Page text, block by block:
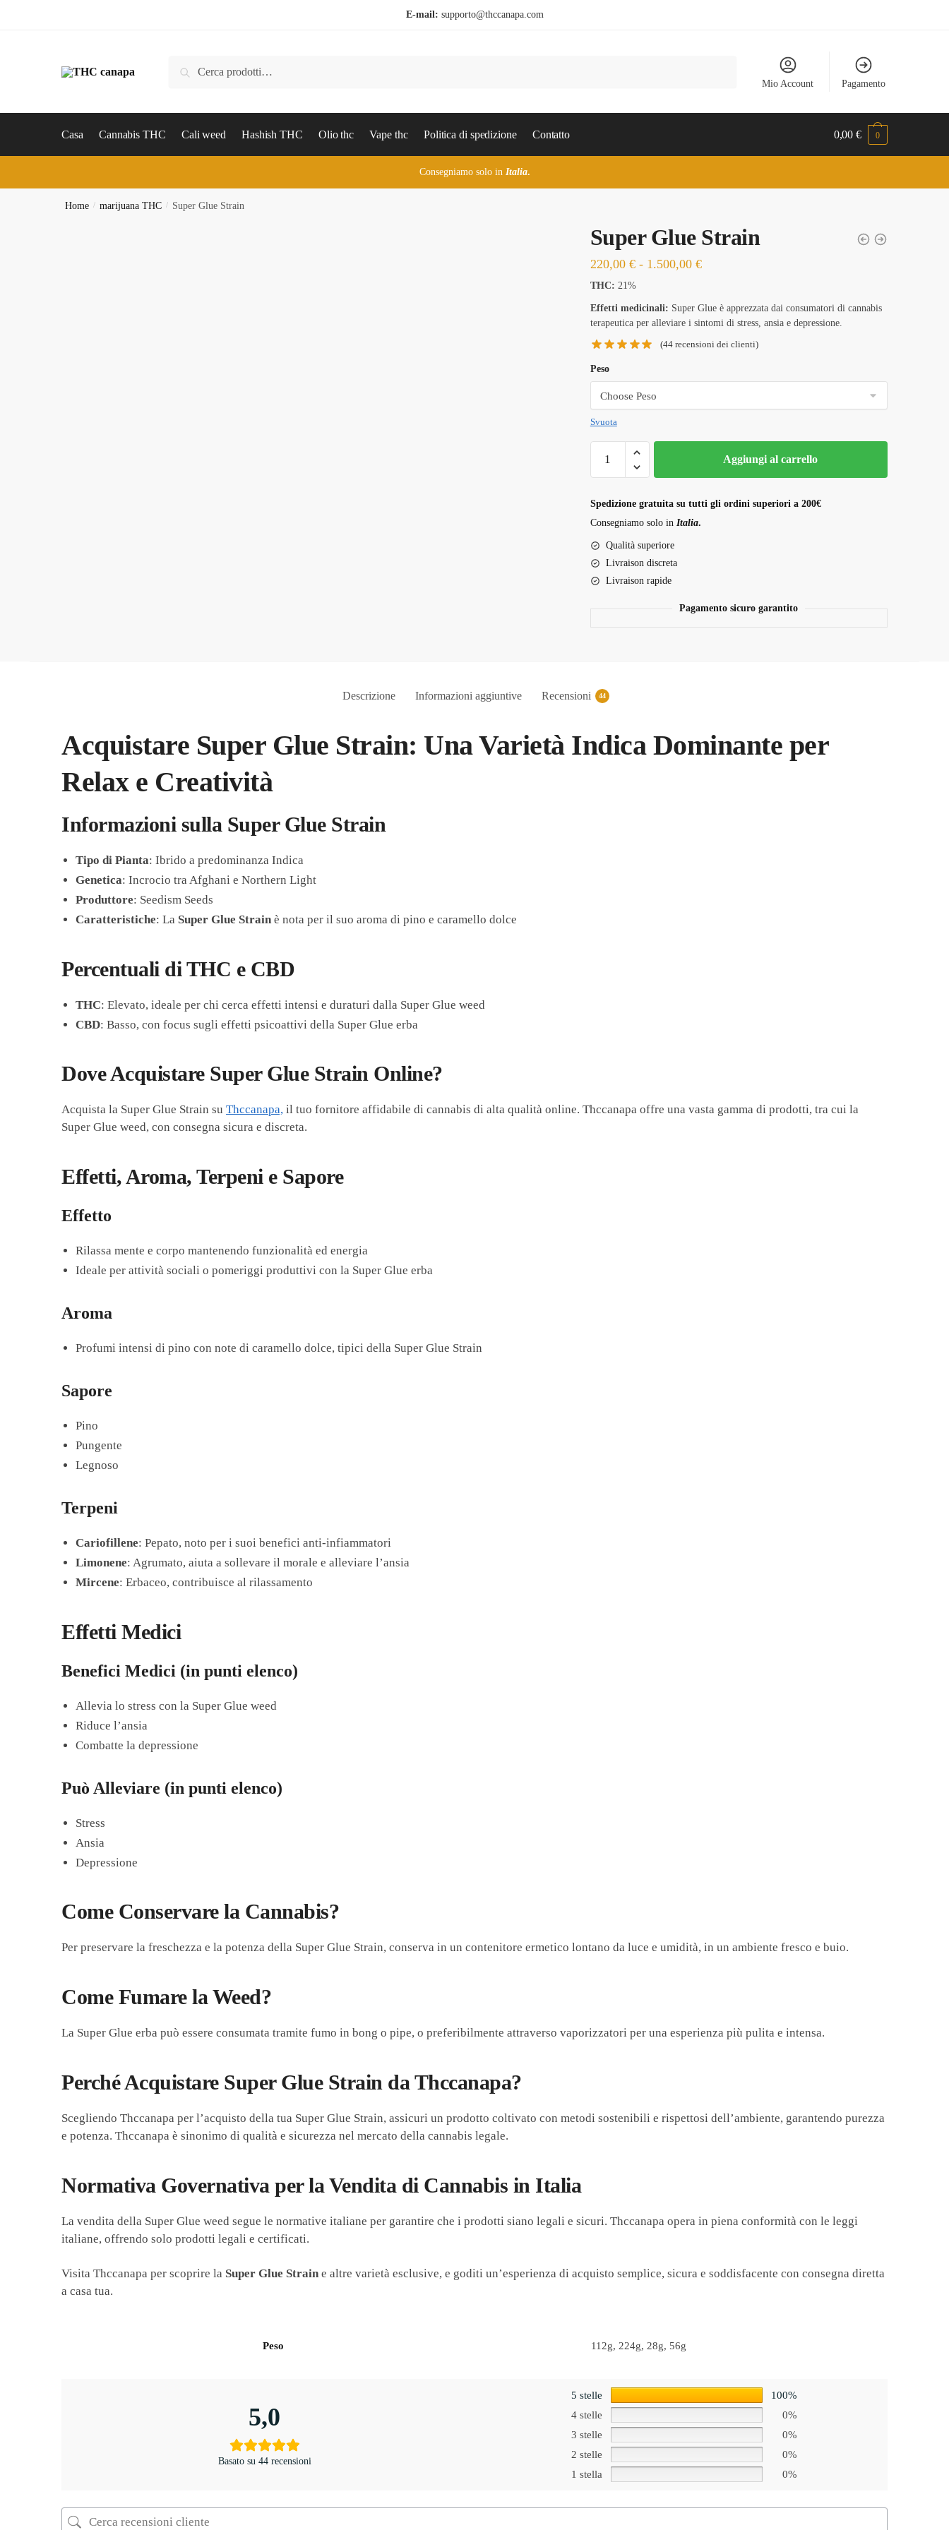
E-mail: supporto@thccanapa.com
Cerca
Mio Account Pagamento
Casa Cannabis THC Cali weed Hashish THC Olio thc Vape thc Politica di spedizione Contatto 0,00€ 0
Consegniamo solo inItalia.
Home / marijuana THC / Super Glue Strain
Super Glue Strain
220,00 € - 1.500,00 €Fascia
prezzo:
da
220,00 €
1.500,00 €
THC: 21%
Effetti medicinali: Super Glue è apprezzata dai consumatori di cannabis
terapeutica per alleviare i sintomi di stress, ansia e depressione.
(44 recensioni dei clienti)
Peso
Svuota
Glue
quantità
Aggiungi al carrello
Spedizione gratuita su tutti gli ordini superiori a 200€
Consegniamo solo inItalia.
Qualità superiore
Livraison discreta
Livraison rapide
Pagamento sicuro garantito
Descrizione Informazioni aggiuntive Recensioni 44
Acquistare Super Glue Strain: Una Varietà Indica Dominante per
Relax e Creatività
Informazioni sulla Super Glue Strain
Tipo di Pianta: Ibrido a predominanza Indica
Genetica: Incrocio tra Afghani e Northern Light
Produttore: Seedism Seeds
Caratteristiche: La Super Glue Strain è nota per il suo aroma di pino e caramello dolce
Percentuali di THC e CBD
THC: Elevato, ideale per chi cerca effetti intensi e duraturi dalla Super Glue weed
CBD: Basso, con focus sugli effetti psicoattivi della Super Glue erba
Dove Acquistare Super Glue Strain Online?
Acquista la Super Glue Strain suThccanapa, il tuo fornitore affidabile di cannabis di alta qualità online. Thccanapa offre una vasta gamma di prodotti, tra cui la
Super Glue weed, con consegna sicura e discreta.
Effetti, Aroma, Terpeni e Sapore
Effetto
Rilassa mente e corpo mantenendo funzionalità ed energia
Ideale per attività sociali o pomeriggi produttivi con la Super Glue erba
Aroma
Profumi intensi di pino con note di caramello dolce, tipici della Super Glue Strain
Sapore
Pino
Pungente
Legnoso
Terpeni
Cariofillene: Pepato, noto per i suoi benefici anti-infiammatori
Limonene: Agrumato, aiuta a sollevare il morale e alleviare l’ansia
Mircene: Erbaceo, contribuisce al rilassamento
Effetti Medici
Benefici Medici (in punti elenco)
Allevia lo stress con la Super Glue weed
Riduce l’ansia
Combatte la depressione
Può Alleviare (in punti elenco)
Stress
Ansia
Depressione
Come Conservare la Cannabis?
Per preservare la freschezza e la potenza della Super Glue Strain, conserva in un contenitore ermetico lontano da luce e umidità, in un ambiente fresco e buio.
Come Fumare la Weed?
La Super Glue erba può essere consumata tramite fumo in bong o pipe, o preferibilmente attraverso vaporizzatori per una esperienza più pulita e intensa.
Perché Acquistare Super Glue Strain da Thccanapa?
Scegliendo Thccanapa per l’acquisto della tua Super Glue Strain, assicuri un prodotto coltivato con metodi sostenibili e rispettosi dell’ambiente, garantendo purezza
e potenza. Thccanapa è sinonimo di qualità e sicurezza nel mercato della cannabis legale.
Normativa Governativa per la Vendita di Cannabis in Italia
La vendita della Super Glue weed segue le normative italiane per garantire che i prodotti siano legali e sicuri. Thccanapa opera in piena conformità con le leggi
italiane, offrendo solo prodotti legali e certificati.
Visita Thccanapa per scoprire la Super Glue Strain e altre varietà esclusive, e goditi un’esperienza di acquisto semplice, sicura e soddisfacente con consegna diretta
a casa tua.
Peso 112g, 224g, 28g, 56g
5,0
Basato su 44 recensioni
5 stelle
100%
4 stelle
0%
3 stelle
0%
2 stelle
0%
1 stella
0%